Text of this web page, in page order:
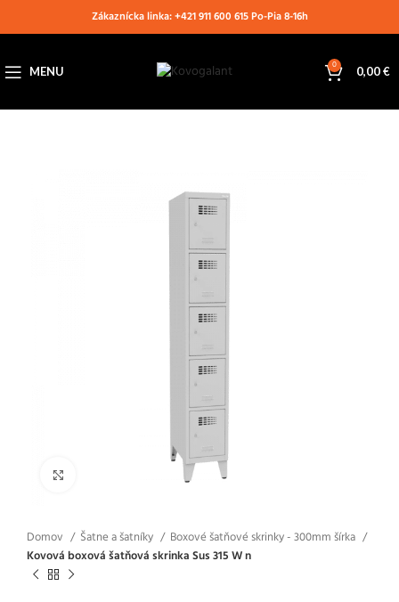
Zákaznícka linka: +421 911 600 615 Po-Pia 8-16h
MENU 0 0,00€
Domov Šatne a šatníky
Boxové šatňové skrinky - 300mm šírka
Kovová boxová šatňová skrinka Sus 315 W n